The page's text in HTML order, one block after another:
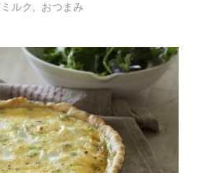
ルク
おつまみ